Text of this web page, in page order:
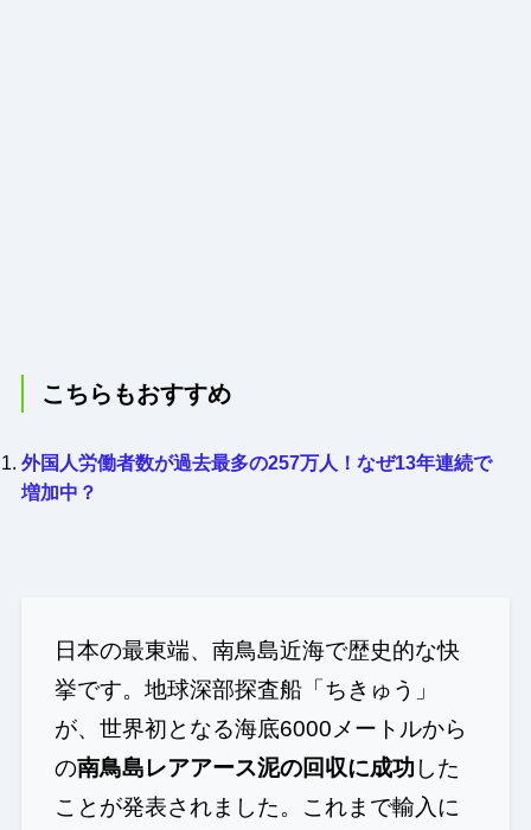
こちらもおすすめ
外国人労働者数が過去最多の257万人！なぜ13年連続で
増加中？
日本の最東端、南鳥島近海で歴史的な快
挙です。地球深部探査船「ちきゅう」
が、世界初となる海底6000メートルから
の南鳥島レアアース泥の回収に成功 した
ことが発表されました。これまで輸入に